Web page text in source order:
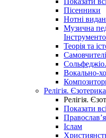
Пісенники
Нотні
Музична
Теорія та
Самовчителі
Вокально-
Релігія. Єзотерика
Релігія.
Показати всі
Православ’я
Іслам